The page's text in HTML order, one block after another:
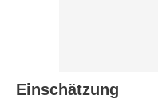
Einschätzung